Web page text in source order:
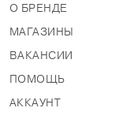
О БРЕНДЕ
МАГАЗИНЫ
ВАКАНСИИ
ПОМОЩЬ
АККАУНТ